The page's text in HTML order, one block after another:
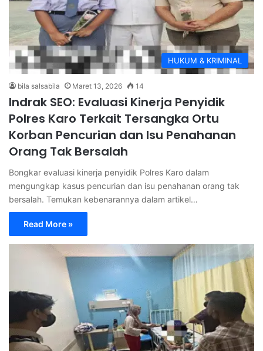
HUKUM & KRIMINAL
bila salsabila Maret 13, 2026 14
Indrak SEO: Evaluasi Kinerja Penyidik
Polres Karo Terkait Tersangka Ortu
Korban Pencurian dan Isu Penahanan
Orang Tak Bersalah
Bongkar evaluasi kinerja penyidik Polres Karo dalam
mengungkap kasus pencurian dan isu penahanan orang tak
bersalah. Temukan kebenarannya dalam artikel…
Read More »